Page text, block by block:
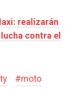
realizarán
contra el
#moto